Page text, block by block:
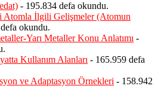
- 195.834 defa okundu.
Atomla İlgili Gelişmeler (Atomun
okundu.
Yarı Metaller Konu Anlatımı -
Kullanım Alanları - 165.959 defa
ve Adaptasyon Örnekleri - 158.942